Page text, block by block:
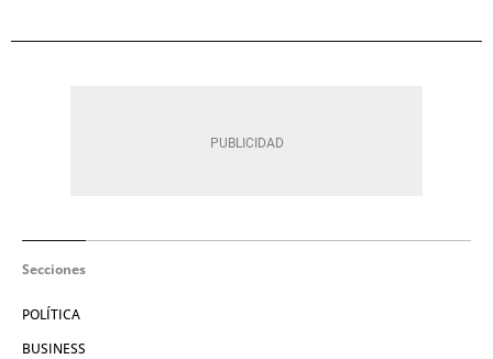
Secciones
POLÍTICA
BUSINESS